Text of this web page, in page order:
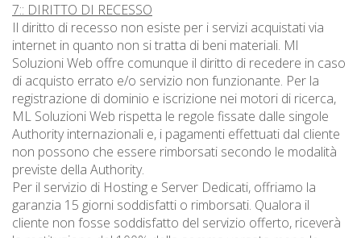
7:: DIRITTO DI RECESSO
Il diritto di recesso non esiste per i servizi acquistati via
internet in quanto non si tratta di beni materiali. Ml
Soluzioni Web offre comunque il diritto di recedere in caso
di acquisto errato e/o servizio non funzionante. Per la
registrazione di dominio e iscrizione nei motori di ricerca,
ML Soluzioni Web rispetta le regole fissate dalle singole
Authority internazionali e, i pagamenti effettuati dal cliente
non possono che essere rimborsati secondo le modalità
previste della Authority.
Per il servizio di Hosting e Server Dedicati, offriamo la
garanzia 15 giorni soddisfatti o rimborsati. Qualora il
cliente non fosse soddisfatto del servizio offerto, riceverà